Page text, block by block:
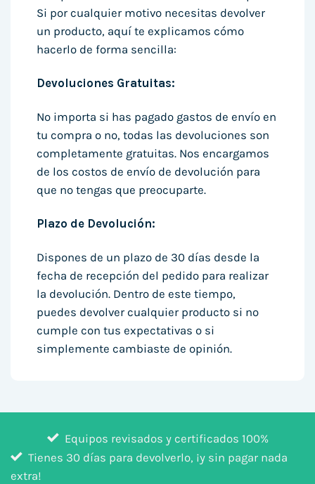
Si por cualquier motivo necesitas devolver
un producto, aquí te explicamos cómo
hacerlo de forma sencilla:
Devoluciones Gratuitas:
No importa si has pagado gastos de envío en
tu compra o no, todas las devoluciones son
completamente gratuitas. Nos encargamos
de los costos de envío de devolución para
que no tengas que preocuparte.
Plazo de Devolución:
Dispones de un plazo de 30 días desde la
fecha de recepción del pedido para realizar
la devolución. Dentro de este tiempo,
puedes devolver cualquier producto si no
cumple con tus expectativas o si
simplemente cambiaste de opinión.
Equipos revisados y certificados 100%
Tienes 30 días para devolverlo, ¡y sin pagar nada
extra!